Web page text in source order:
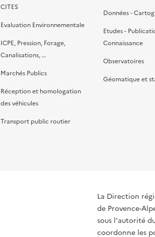
CITES
Evaluation Environnementale
ICPE, Pression, Forage,
Canalisations, …
Marchés Publics
Réception et homologation
des véhicules
Transport public routier
Données -
Etudes -
Connaissance
Observatoires
Géomatique et
La Direction
de Provence-
sous l'autorité
coordonne les